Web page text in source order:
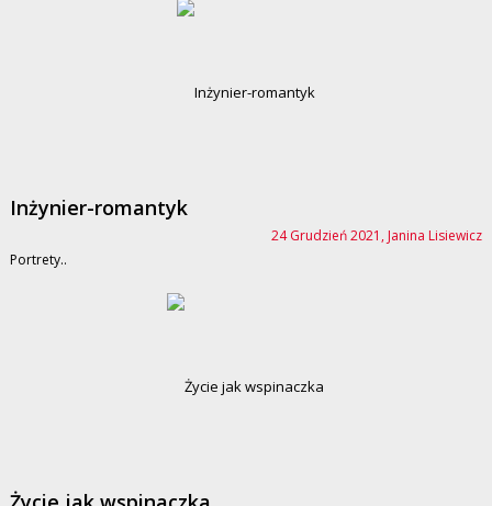
Inżynier-romantyk
24 Grudzień 2021, Janina Lisiewicz
Portrety..